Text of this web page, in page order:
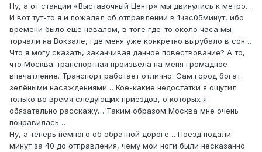
Ну, а от станции «Выставочный Центр» мы двинулись к метро…
И вот тут-то я и пожалел об отправлении в 1час05минут, ибо
времени было ещё навалом, в тоге где-то около часа мы
торчали на Вокзале, где меня уже конкретно вырубало в сон…
Что я могу сказать, заканчивая данное повествование? А то,
что Москва-транспортная произвела на меня громадное
впечатление. Транспорт работает отлично. Сам город богат
зелёными насаждениями… Кое-какие недостатки я ощутил
только во время следующих приездов, о которых я
обязательно расскажу… Таким образом Москва мне очень
понравилась…
Ну, а теперь немного об обратной дороге… Поезд подали
минут за 40 до отправления, чему мои ноги были несказанно